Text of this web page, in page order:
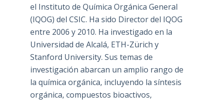
el Instituto de Química Orgánica General
(IQOG) del CSIC. Ha sido Director del IQOG
entre 2006 y 2010. Ha investigado en la
Universidad de Alcalá, ETH-Zürich y
Stanford University. Sus temas de
investigación abarcan un amplio rango de
la química orgánica, incluyendo la síntesis
orgánica, compuestos bioactivos,